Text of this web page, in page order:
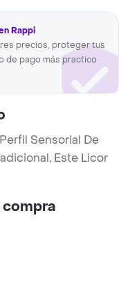
Rappi
precios, proteger tus
de pago más practico
Sensorial De
Este Licor